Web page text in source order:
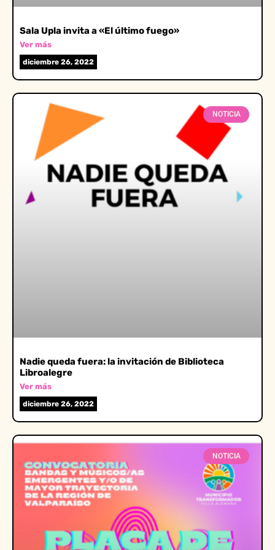
Sala Upla invita a «El último fuego»
Ver más
diciembre 26, 2022
NOTICIA
Nadie queda fuera: la invitación de Biblioteca
Libroalegre
Ver más
diciembre 26, 2022
NOTICIA